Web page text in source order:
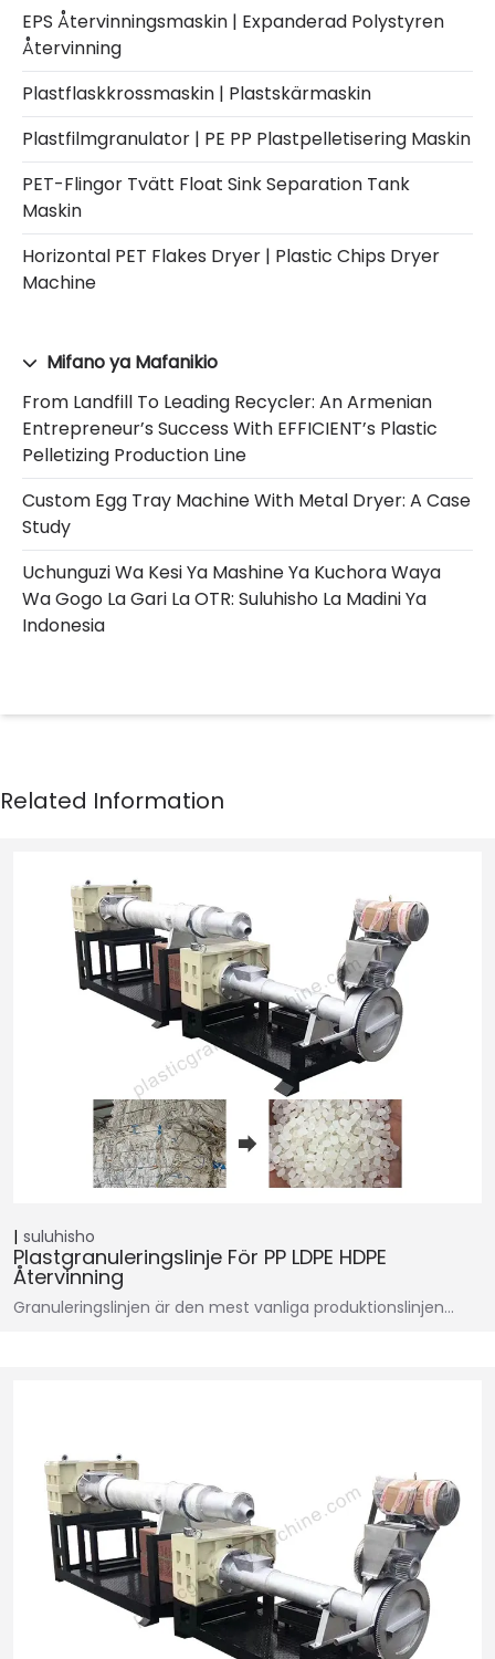
EPS Återvinningsmaskin | Expanderad Polystyren
Återvinning
Plastflaskkrossmaskin | Plastskärmaskin
Plastfilmgranulator | PE PP Plastpelletisering Maskin
PET-Flingor Tvätt Float Sink Separation Tank
Maskin
Horizontal PET Flakes Dryer | Plastic Chips Dryer
Machine
Mifano ya Mafanikio
From Landfill To Leading Recycler: An Armenian
Entrepreneur’s Success With EFFICIENT’s Plastic
Pelletizing Production Line
Custom Egg Tray Machine With Metal Dryer: A Case
Study
Uchunguzi Wa Kesi Ya Mashine Ya Kuchora Waya
Wa Gogo La Gari La OTR: Suluhisho La Madini Ya
Indonesia
suluhisho
Plastgranuleringslinje För PP LDPE HDPE
Återvinning
Granuleringslinjen är den mest vanliga produktionslinjen…